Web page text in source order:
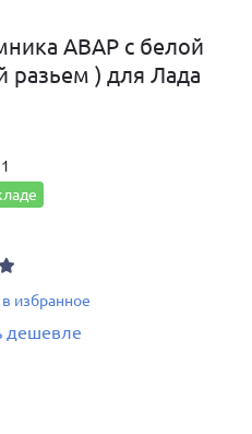
АВАР с белой
разьем ) для Лада
избранное
дешевле